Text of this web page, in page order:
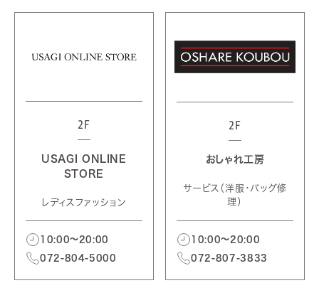
2F
USAGI ONLINE
STORE
レディスファッション
10:00～20:00
072-804-5000
2F
おしゃれ工房
サービス（洋服・バッグ修
理）
10:00～20:00
072-807-3833